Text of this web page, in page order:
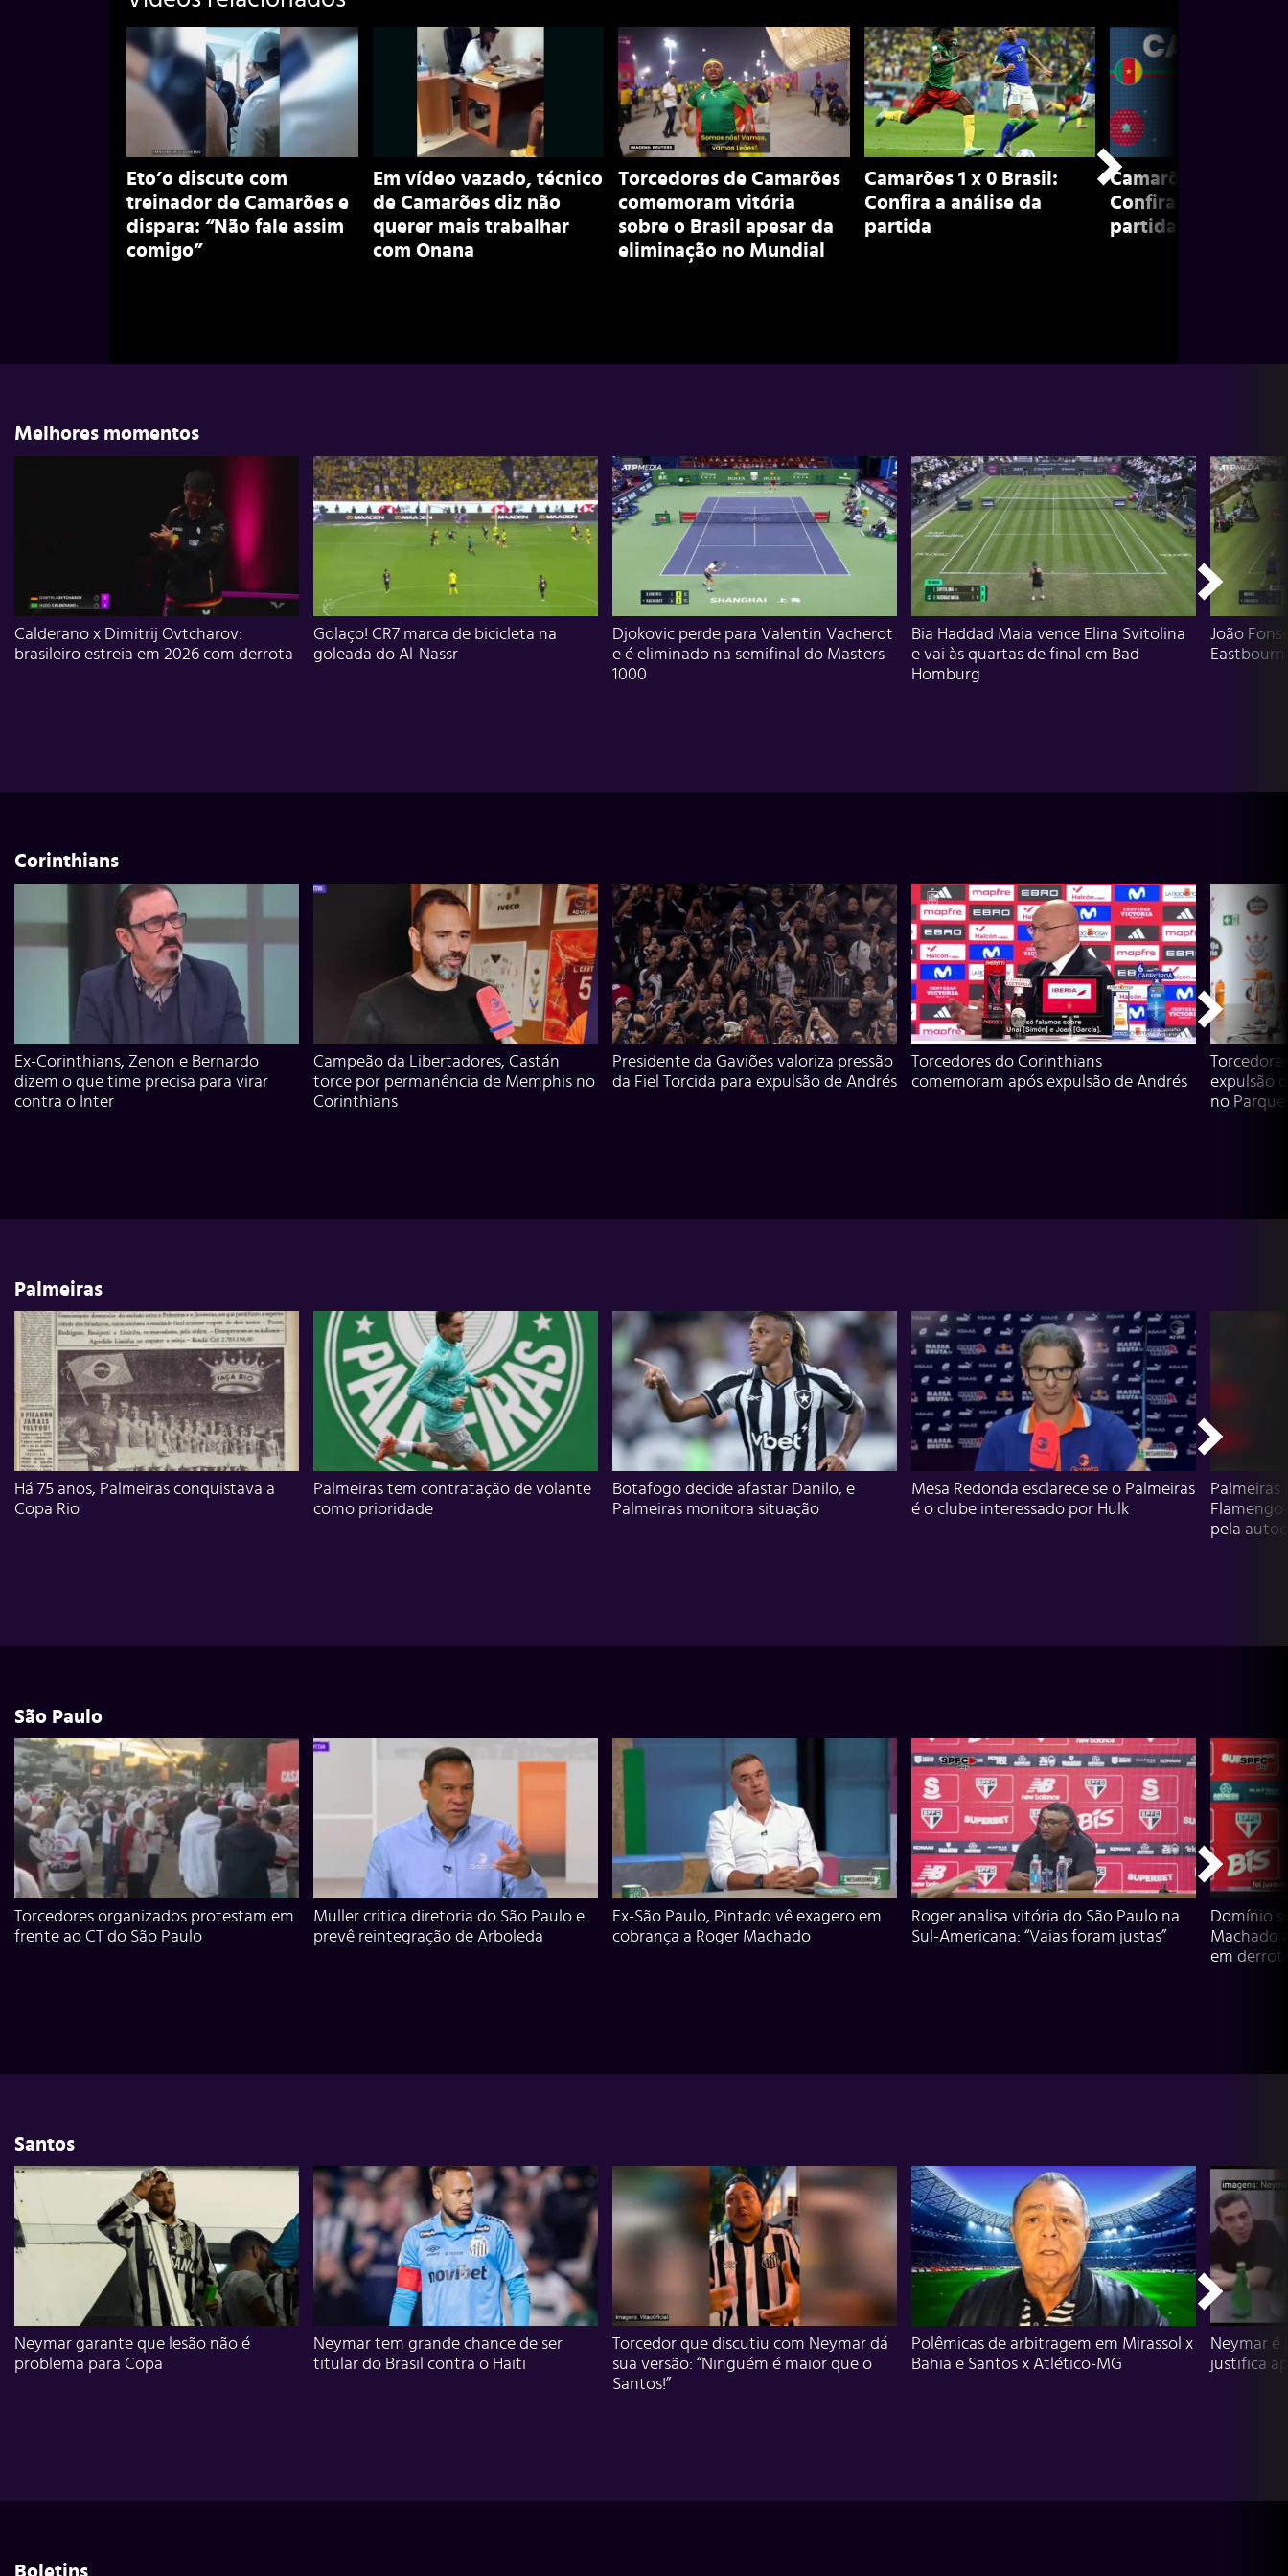
Eto’o discute com
treinador de Camarões e
dispara: “Não fale assim
comigo”
Em vídeo vazado, técnico
de Camarões diz não
querer mais trabalhar
com Onana
Torcedores de Camarões
comemoram vitória
sobre o Brasil apesar da
eliminação no Mundial
Camarões 1 x 0 Brasil:
Confira a análise da
partida
Camarões 3 x 3
Confira análise da
partida
Melhores momentos
Calderano x Dimitrij Ovtcharov:
brasileiro estreia em 2026 com derrota
Golaço! CR7 marca de bicicleta na
goleada do Al-Nassr
Djokovic perde para Valentin Vacherot
e é eliminado na semifinal do Masters
1000
Bia Haddad Maia vence Elina Svitolina
e vai às quartas de final em Bad
Homburg
João
Corinthians
Ex-Corinthians, Zenon e Bernardo
dizem o que time precisa para virar
contra o Inter
Campeão da Libertadores, Castán
torce por permanência de Memphis no
Corinthians
Presidente da Gaviões valoriza pressão
da Fiel Torcida para expulsão de Andrés
Torcedores do Corinthians
comemoram após expulsão de Andrés
expulsão
no Parque
Palmeiras
Há 75 anos, Palmeiras conquistava a
Copa Rio
Palmeiras tem contratação de volante
como prioridade
Botafogo decide afastar Danilo, e
Palmeiras monitora situação
Mesa Redonda esclarece se o Palmeiras
é o clube interessado por Hulk
Flamengo
pela
São Paulo
Torcedores organizados protestam em
frente ao CT do São Paulo
Muller critica diretoria do São Paulo e
prevê reintegração de Arboleda
Ex-São Paulo, Pintado vê exagero em
cobrança a Roger Machado
Roger analisa vitória do São Paulo na
Sul-Americana: “Vaias foram justas”
Domínio
Machado
em
Santos
Neymar garante que lesão não é
problema para Copa
Neymar tem grande chance de ser
titular do Brasil contra o Haiti
Torcedor que discutiu com Neymar dá
sua versão: “Ninguém é maior que o
Santos!”
Polêmicas de arbitragem em Mirassol x
Bahia e Santos x Atlético-MG
Neymar é
justifica
Boletins